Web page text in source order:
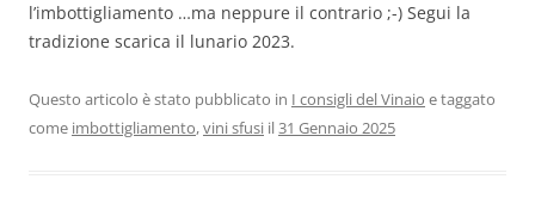
l’imbottigliamento …ma neppure il contrario ;-) Segui la
tradizione scarica il lunario 2023.
Questo articolo è stato pubblicato in I consigli del Vinaio e taggato
come imbottigliamento,vini sfusi il31 Gennaio 2025